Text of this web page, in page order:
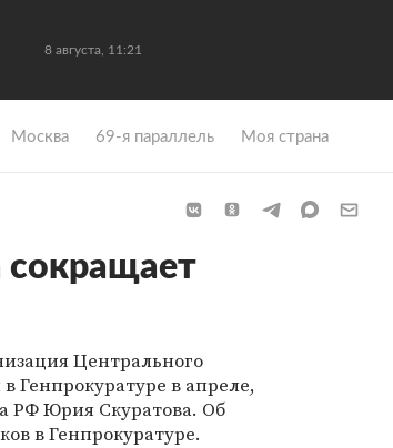
8 августа, 11:21
Москва 69-я параллель Моя страна
сокращает
Центрального
в апреле,
РФ Юрия Скуратова. Об
в Генпрокуратуре.